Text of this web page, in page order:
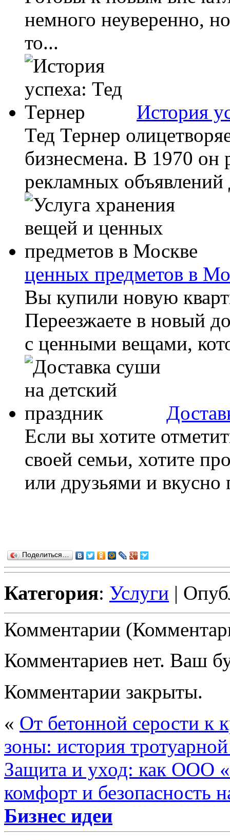
немного неуверенно,
то...
История
Тед Тернер
бизнесмена. В 1970 он
рекламных
ценных предметов в
Вы купили новую
Переезжаете в новый
с ценными вещами,
Если вы хотите
своей семьи, хотите
или друзьями и вкусно
Поделиться…
Категория: Услуги |
Комментарии
Комментариев нет. Ваш
Комментарии закрыты.
« От бетонной серости к
зоны: история
Защита и уход: как ООО
комфорт и безопасность
Бизнес идеи